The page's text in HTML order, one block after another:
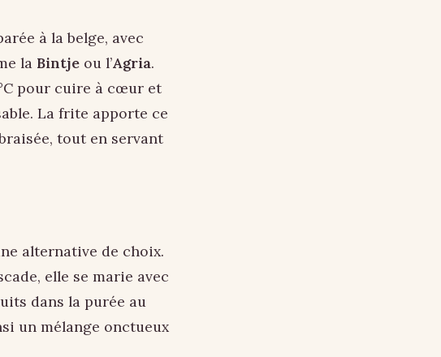
à la belge, avec
la Bintje ou l’Agria.
pour cuire à cœur et
La frite apporte ce
tout en servant
alternative de choix.
elle se marie avec
dans la purée au
un mélange onctueux